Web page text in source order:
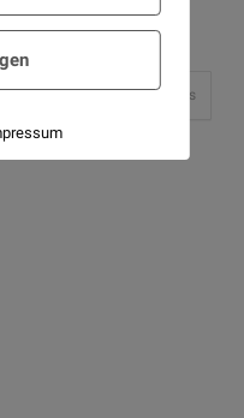
hipster holidays
Plants Projects